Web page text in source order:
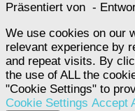
Präsentiert von -
We use cookies on our
relevant experience by
and repeat visits. By
the use of ALL the
"Cookie Settings" to
Cookie Settings Accept